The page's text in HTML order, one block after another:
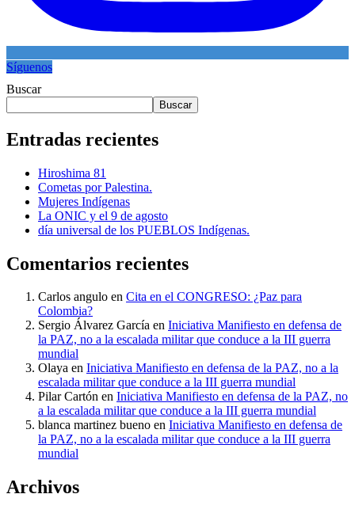
Síguenos
Buscar
Buscar
Entradas recientes
Hiroshima 81
Cometas por Palestina.
Mujeres Indígenas
La ONIC y el 9 de agosto
día universal de los PUEBLOS Indígenas.
Comentarios recientes
Carlos angulo en Cita en el CONGRESO: ¿Paz para
Colombia?
Sergio Álvarez García en Iniciativa Manifiesto en defensa de
la PAZ, no a la escalada militar que conduce a la III guerra
mundial
Olaya en Iniciativa Manifiesto en defensa de la PAZ, no a la
escalada militar que conduce a la III guerra mundial
Pilar Cartón en Iniciativa Manifiesto en defensa de la PAZ, no
a la escalada militar que conduce a la III guerra mundial
blanca martinez bueno en Iniciativa Manifiesto en defensa de
la PAZ, no a la escalada militar que conduce a la III guerra
mundial
Archivos